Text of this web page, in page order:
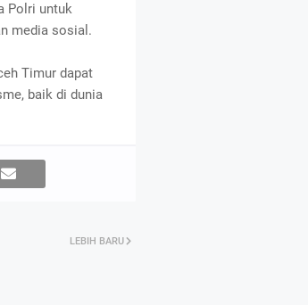
Polri untuk
media sosial.
Timur dapat
baik di dunia
LEBIH BARU